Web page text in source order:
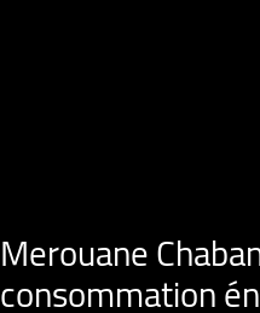
Merouane
consommation